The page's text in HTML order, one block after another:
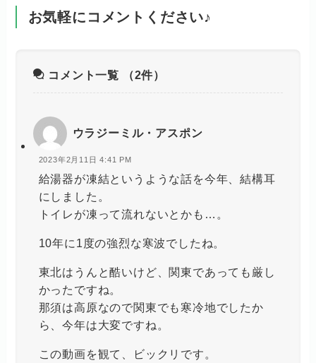
お気軽にコメントください♪
コメント一覧 （2件）
ウラジーミル・アスポン
2023年2月11日 4:41 PM
給湯器が凍結というような話を今年、結構耳
にしました。
トイレが凍って流れないとかも…。
10年に1度の強烈な寒波でしたね。
東北はうんと酷いけど、関東であっても厳し
かったですね。
那須は高原なので関東でも寒冷地でしたか
ら、今年は大変ですね。
この動画を観て、ビックリです。